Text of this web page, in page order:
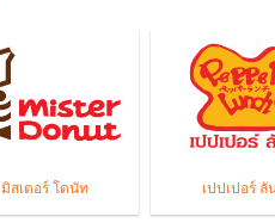
มิสเตอร์ โดนัท เปปเปอร์ ลั